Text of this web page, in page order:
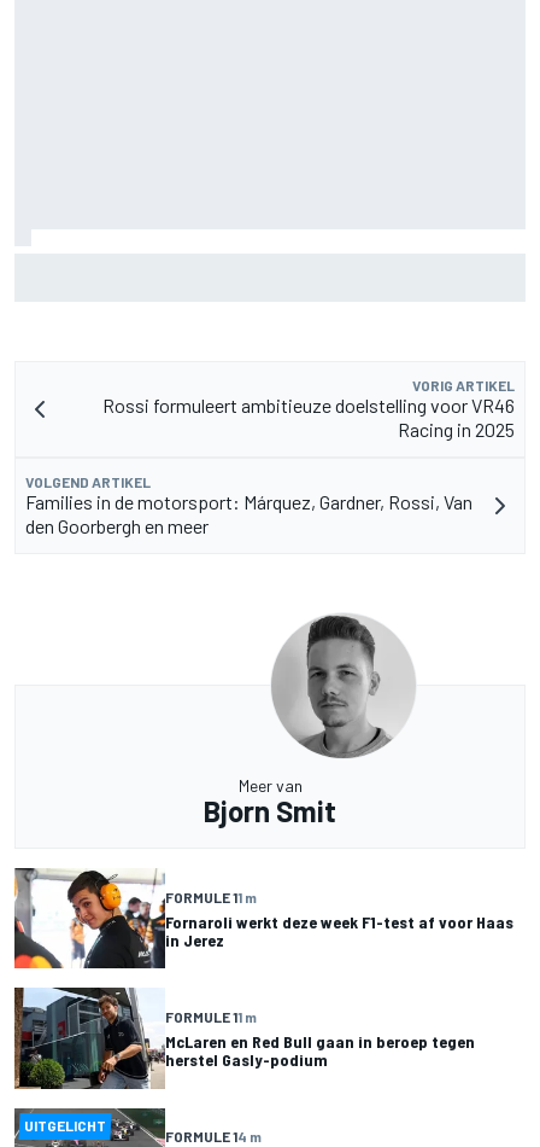
VORIG ARTIKEL
Rossi formuleert ambitieuze doelstelling voor VR46
Racing in 2025
VOLGEND ARTIKEL
Families in de motorsport: Márquez, Gardner, Rossi, Van
den Goorbergh en meer
Meer van
Bjorn Smit
FORMULE 11 m
Fornaroli werkt deze week F1-test af voor Haas
in Jerez
FORMULE 11 m
McLaren en Red Bull gaan in beroep tegen
herstel Gasly-podium
UITGELICHT
FORMULE 14 m